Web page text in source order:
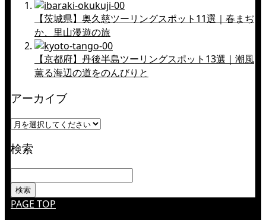
【茨城県】奥久慈ツーリングスポット11選｜春まぢ
か、里山漫遊の旅
【京都府】丹後半島ツーリングスポット13選｜潮風
薫る海辺の道をのんびりと
アーカイブ
検索
PAGE TOP